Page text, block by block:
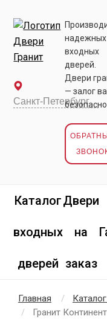
надежных
входных
дверей.
Двери
— залог
Каталог
входных
дверей
Двери
на
заказ
Главная
Гранит